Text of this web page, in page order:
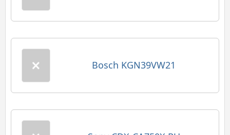
Bosch KGN39VW21